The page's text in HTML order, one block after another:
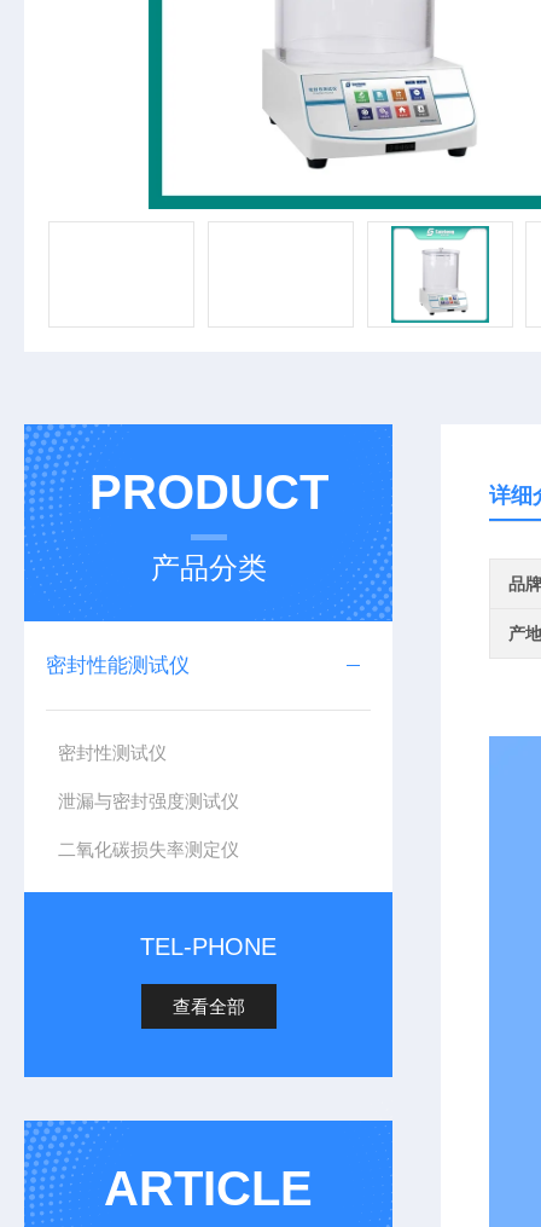
PRODUCT
产品分类
密封性能测试仪
密封性测试仪
泄漏与密封强度测试仪
二氧化碳损失率测定仪
TEL-PHONE
查看全部
ARTICLE
详细
品牌
产